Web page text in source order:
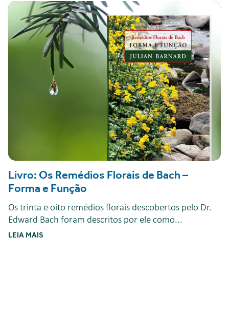
Livro: Os Remédios Florais de Bach –
Forma e Função
Os trinta e oito remédios florais descobertos pelo Dr.
Edward Bach foram descritos por ele como...
LEIA MAIS